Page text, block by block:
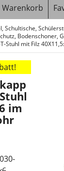
Warenkorb
Schultische,
Bodenschoner,
Stuhl mit Filz
im